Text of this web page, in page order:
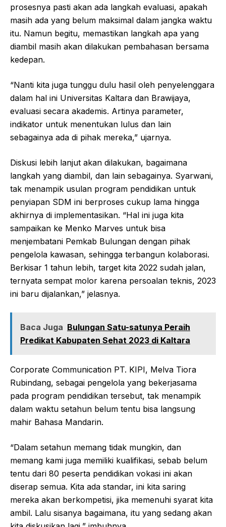
prosesnya pasti akan ada langkah evaluasi, apakah
masih ada yang belum maksimal dalam jangka waktu
itu. Namun begitu, memastikan langkah apa yang
diambil masih akan dilakukan pembahasan bersama
kedepan.
“Nanti kita juga tunggu dulu hasil oleh penyelenggara
dalam hal ini Universitas Kaltara dan Brawijaya,
evaluasi secara akademis. Artinya parameter,
indikator untuk menentukan lulus dan lain
sebagainya ada di pihak mereka,” ujarnya.
Diskusi lebih lanjut akan dilakukan, bagaimana
langkah yang diambil, dan lain sebagainya. Syarwani,
tak menampik usulan program pendidikan untuk
penyiapan SDM ini berproses cukup lama hingga
akhirnya di implementasikan. “Hal ini juga kita
sampaikan ke Menko Marves untuk bisa
menjembatani Pemkab Bulungan dengan pihak
pengelola kawasan, sehingga terbangun kolaborasi.
Berkisar 1 tahun lebih, target kita 2022 sudah jalan,
ternyata sempat molor karena persoalan teknis, 2023
ini baru dijalankan,” jelasnya.
Baca Juga Bulungan Satu-satunya Peraih
Predikat Kabupaten Sehat 2023 di Kaltara
Corporate Communication PT. KIPI, Melva Tiora
Rubindang, sebagai pengelola yang bekerjasama
pada program pendidikan tersebut, tak menampik
dalam waktu setahun belum tentu bisa langsung
mahir Bahasa Mandarin.
“Dalam setahun memang tidak mungkin, dan
memang kami juga memiliki kualifikasi, sebab belum
tentu dari 80 peserta pendidikan vokasi ini akan
diserap semua. Kita ada standar, ini kita saring
mereka akan berkompetisi, jika memenuhi syarat kita
ambil. Lalu sisanya bagaimana, itu yang sedang akan